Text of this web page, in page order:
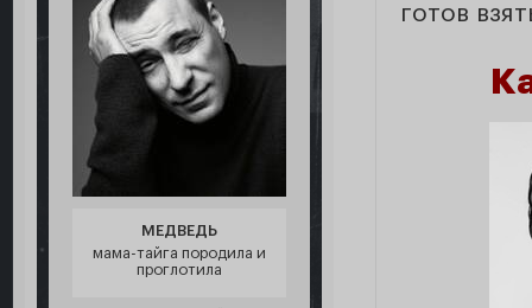
МЕДВЕДЬ
мама-тайга породила и
проглотила
готов